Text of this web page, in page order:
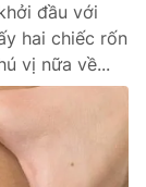
đầu với
hai chiếc rốn
vị nữa về...